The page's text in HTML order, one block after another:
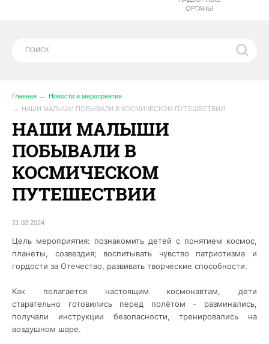
ОРГАНЫ
Главная
Новости и мероприятия
НАШИ МАЛЫШИ ПОБЫВАЛИ В КОСМИЧЕСКОМ ПУТЕШЕСТВИИ
НАШИ МАЛЫШИ
ПОБЫВАЛИ В
КОСМИЧЕСКОМ
ПУТЕШЕСТВИИ
21.02.2024
Цель мероприятия: познакомить детей с понятием космос,
планеты, созвездия; воспитывать чувство патриотизма и
гордости за Отечество, развивать творческие способности.
Как полагается настоящим космонавтам, дети
старательно готовились перед полётом - разминались,
получали инструкции безопасности, тренировались на
воздушном шаре.